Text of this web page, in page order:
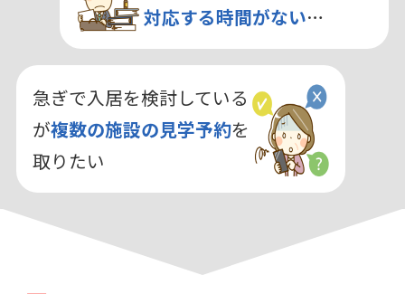
対応する時間がない…
急ぎで入居を検討している
が複数の施設の見学予約を
取りたい